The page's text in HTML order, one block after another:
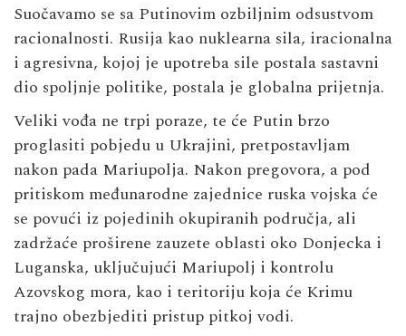
Suočavamo se sa Putinovim ozbiljnim odsustvom
racionalnosti. Rusija kao nuklearna sila, iracionalna
i agresivna, kojoj je upotreba sile postala sastavni
dio spoljnje politike, postala je globalna prijetnja.
Veliki vođa ne trpi poraze, te će Putin brzo
proglasiti pobjedu u Ukrajini, pretpostavljam
nakon pada Mariupolja. Nakon pregovora, a pod
pritiskom međunarodne zajednice ruska vojska će
se povući iz pojedinih okupiranih područja, ali
zadržaće proširene zauzete oblasti oko Donjecka i
Luganska, uključujući Mariupolj i kontrolu
Azovskog mora, kao i teritoriju koja će Krimu
trajno obezbjediti pristup pitkoj vodi.